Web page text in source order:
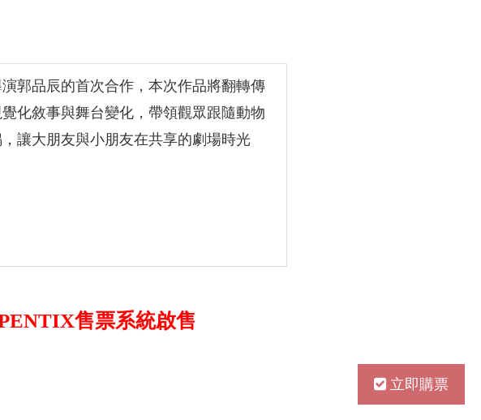
郭品辰的首次合作，本次作品將翻轉傳
化敘事與舞台變化，帶領觀眾跟隨動物
讓大朋友與小朋友在共享的劇場時光
售票系統啟售
立即購票